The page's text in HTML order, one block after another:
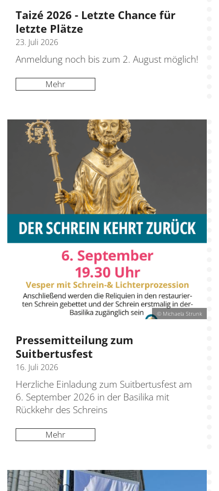
Taizé 2026 - Letzte Chance für
letzte Plätze
23. Juli 2026
Anmeldung noch bis zum 2. August möglich!
Mehr
© Michaela Strunk
Pressemitteilung zum
Suitbertusfest
16. Juli 2026
Herzliche Einladung zum Suitbertusfest am
6. September 2026 in der Basilika mit
Rückkehr des Schreins
Mehr